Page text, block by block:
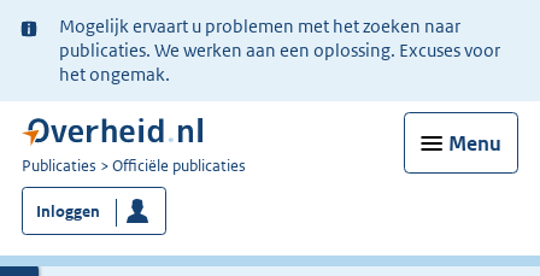
Ter
informatie:
Mogelijk ervaart u problemen met het zoeken naar
publicaties. We werken aan een oplossing. Excuses voor
het ongemak.
Menu
U
bent
nu
hier:
Publicaties Officiële publicaties
Inloggen